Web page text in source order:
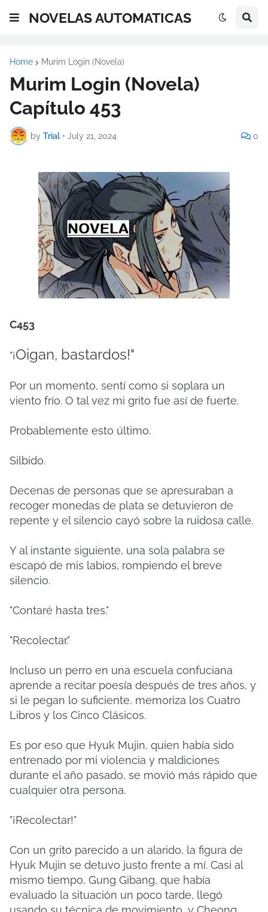
NOVELAS AUTOMATICAS
Home Murim Login (Novela)
Murim Login (Novela)
Capítulo 453
by Trial • July 21, 2024 0
C453
"¡Oigan, bastardos!"
Por un momento, sentí como si soplara un
viento frío. O tal vez mi grito fue así de fuerte.
Probablemente esto último.
Silbido.
Decenas de personas que se apresuraban a
recoger monedas de plata se detuvieron de
repente y el silencio cayó sobre la ruidosa calle.
Y al instante siguiente, una sola palabra se
escapó de mis labios, rompiendo el breve
silencio.
"Contaré hasta tres."
"Recolectar."
Incluso un perro en una escuela confuciana
aprende a recitar poesía después de tres años, y
si le pegan lo suficiente, memoriza los Cuatro
Libros y los Cinco Clásicos.
Es por eso que Hyuk Mujin, quien había sido
entrenado por mi violencia y maldiciones
durante el año pasado, se movió más rápido que
cualquier otra persona.
"¡Recolectar!"
Con un grito parecido a un alarido, la figura de
Hyuk Mujin se detuvo justo frente a mí. Casi al
mismo tiempo, Gung Gibang, que había
evaluado la situación un poco tarde, llegó